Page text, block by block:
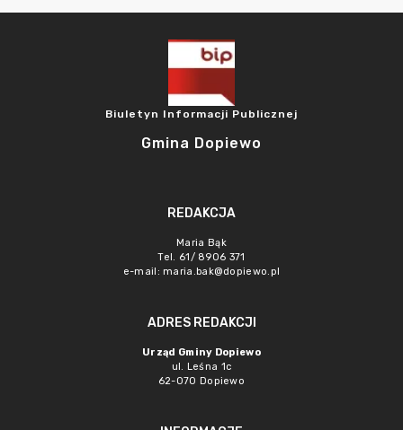
Biuletyn Informacji Publicznej
Gmina Dopiewo
REDAKCJA
Maria Bąk
Tel. 61/ 8906 371
e-mail: maria.bak@dopiewo.pl
ADRES REDAKCJI
Urząd Gminy Dopiewo
ul. Leśna 1c
62-070 Dopiewo